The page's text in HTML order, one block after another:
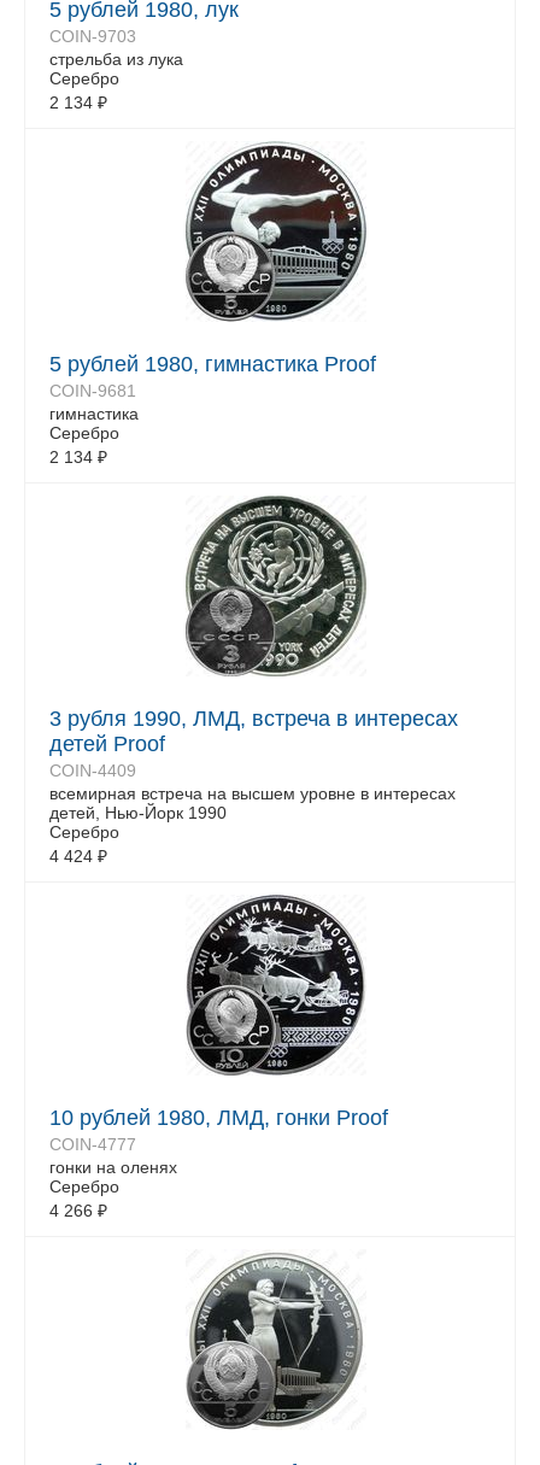
5 рублей 1980, лук
COIN-9703
стрельба из лука
Серебро
2 134 ₽
5 рублей 1980, гимнастика Proof
COIN-9681
гимнастика
Серебро
2 134 ₽
3 рубля 1990, ЛМД, встреча в интересах
детей Proof
COIN-4409
всемирная встреча на высшем уровне в интересах
детей, Нью-Йорк 1990
Серебро
4 424 ₽
10 рублей 1980, ЛМД, гонки Proof
COIN-4777
гонки на оленях
Серебро
4 266 ₽